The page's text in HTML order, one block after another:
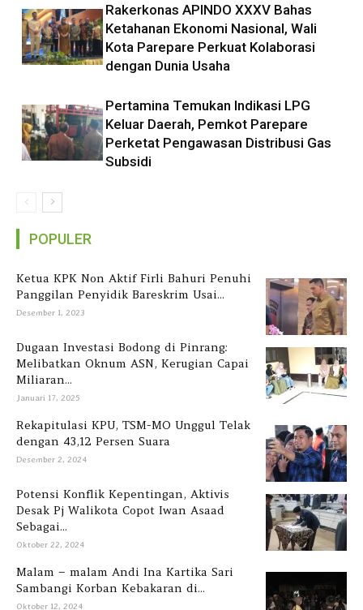
Rakerkonas APINDO XXXV Bahas
Ketahanan Ekonomi Nasional, Wali
Kota Parepare Perkuat Kolaborasi
dengan Dunia Usaha
Pertamina Temukan Indikasi LPG
Keluar Daerah, Pemkot Parepare
Perketat Pengawasan Distribusi Gas
Subsidi
POPULER
Ketua KPK Non Aktif Firli Bahuri Penuhi
Panggilan Penyidik Bareskrim Usai...
Desember 1, 2023
Dugaan Investasi Bodong di Pinrang:
Melibatkan Oknum ASN, Kerugian Capai
Miliaran...
Januari 17, 2025
Rekapitulasi KPU, TSM-MO Unggul Telak
dengan 43,12 Persen Suara
Desember 2, 2024
Potensi Konflik Kepentingan, Aktivis
Desak Pj Walikota Copot Iwan Asaad
Sebagai...
Oktober 22, 2024
Malam – malam Andi Ina Kartika Sari
Sambangi Korban Kebakaran di...
Oktober 12, 2024